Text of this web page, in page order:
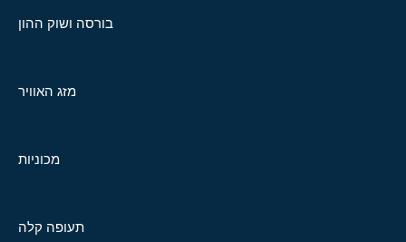
בורסה ושוק ההון
מזג האוויר
מכוניות
תעופה קלה